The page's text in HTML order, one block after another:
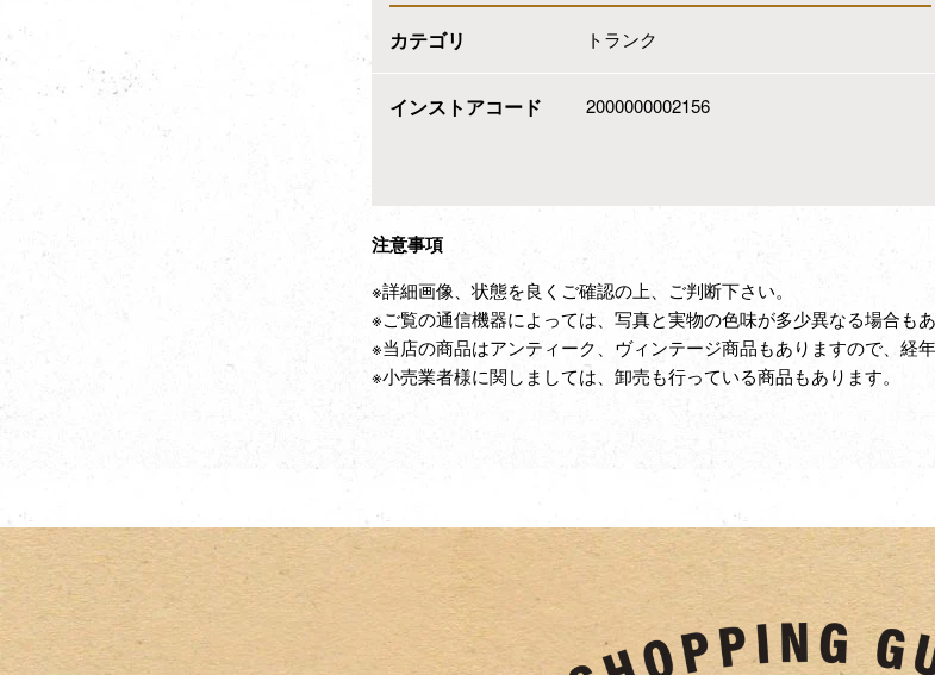
カテゴリ
トランク
インストアコード 2000000002156
注意事項
※詳細画像、状態を良くご確認の上、ご判断下さい。
※ご覧の通信機器によっては、写真と実物の色味が多少異なる場合も
※当店の商品はアンティーク、ヴィンテージ商品もありますので、経
※小売業者様に関しましては、卸売も行っている商品もあります。